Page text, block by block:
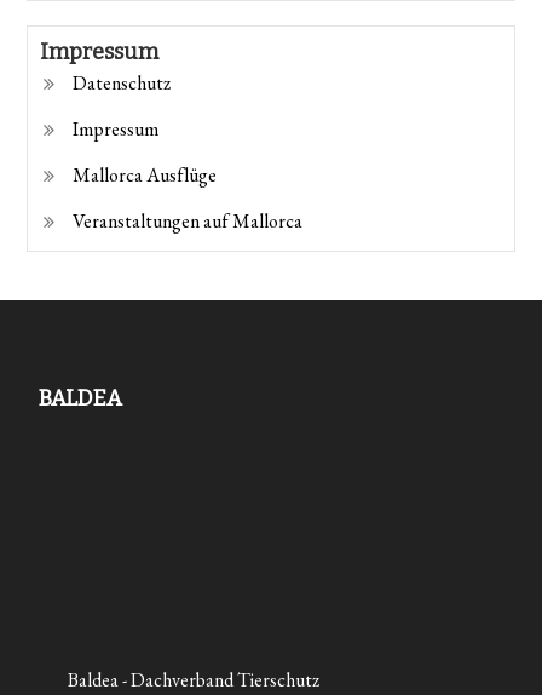
Impressum
Datenschutz
Impressum
Mallorca Ausflüge
Veranstaltungen auf Mallorca
BALDEA
Baldea - Dachverband Tierschutz